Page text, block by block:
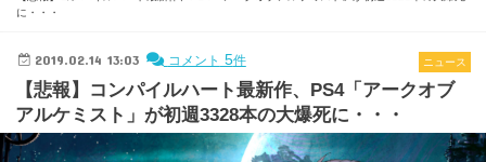
に・・・
ニュース
2019.02.14 13:03 コメント 5件
【悲報】コンパイルハート最新作、PS4「アークオブ
アルケミスト」が初週3328本の大爆死に・・・